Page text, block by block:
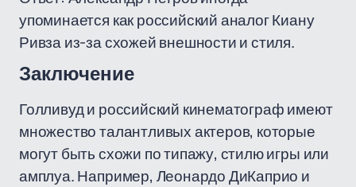
упоминается как российский аналог Киану
Ривза из-за схожей внешности и стиля.
Заключение
Голливуд и российский кинематограф имеют
множество талантливых актеров, которые
могут быть схожи по типажу, стилю игры или
амплуа. Например, Леонардо ДиКаприо и